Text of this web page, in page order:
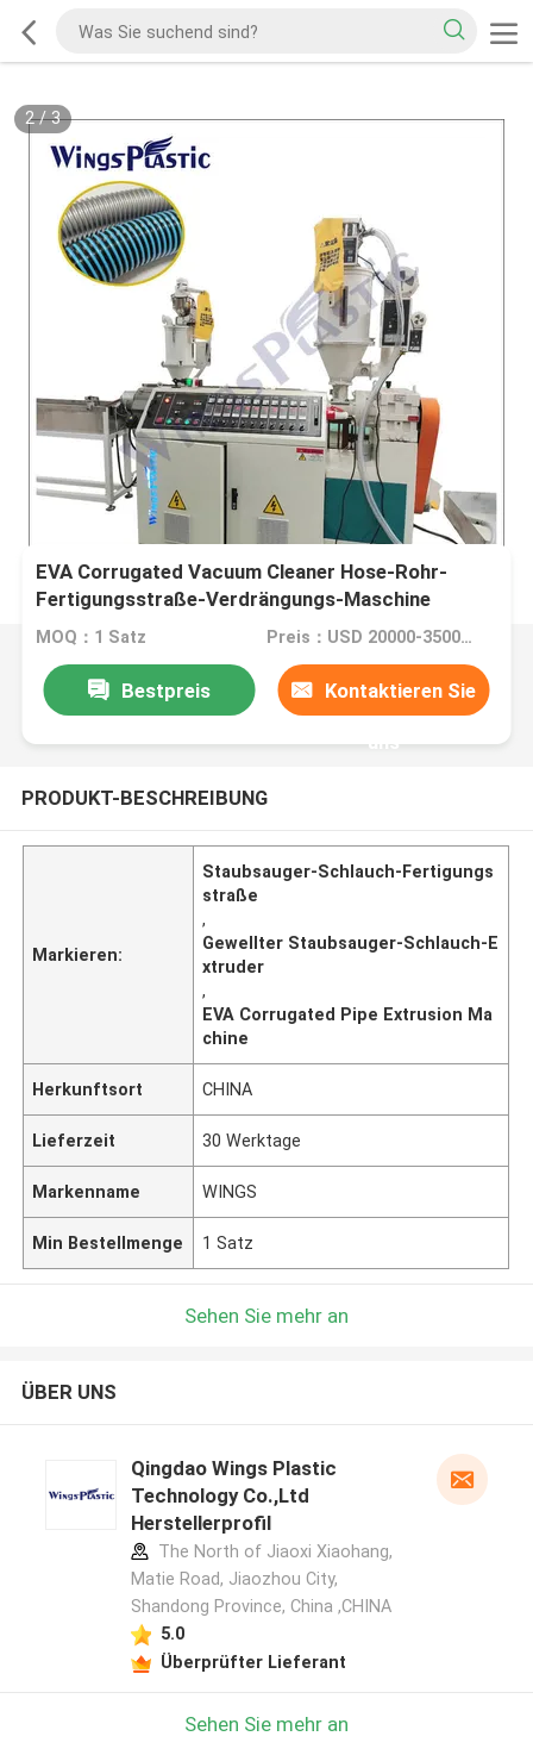
2/3
EVA Corrugated Vacuum Cleaner Hose-Rohr-
Fertigungsstraße-Verdrängungs-Maschine
MOQ：1 Satz Preis：USD 20000-35000 per set
Bestpreis Kontaktieren Sie
uns
PRODUKT-BESCHREIBUNG
Markieren:
Staubsauger-Schlauch-Fertigungs
straße
,
Gewellter Staubsauger-Schlauch-E
xtruder
,
EVA Corrugated Pipe Extrusion Ma
chine
Herkunftsort CHINA
Lieferzeit 30 Werktage
Markenname WINGS
Min Bestellmenge 1 Satz
Sehen Sie mehr an
ÜBER UNS
Qingdao Wings Plastic
Technology Co.,Ltd
Herstellerprofil
The North of Jiaoxi Xiaohang,
Matie Road, Jiaozhou City,
Shandong Province, China ,CHINA
5.0
Überprüfter Lieferant
Sehen Sie mehr an